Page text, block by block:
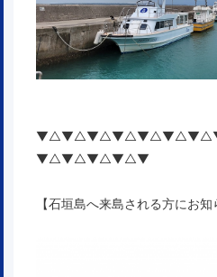
▼△▼△▼△▼△▼
【石垣島へ来島される方にお知